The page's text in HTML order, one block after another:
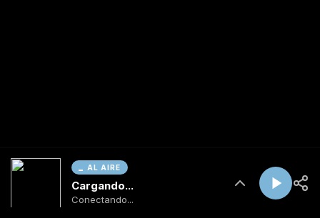
AL AIRE
Cargando...
Conectando...